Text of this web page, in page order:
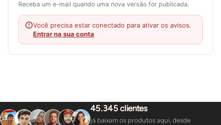
Receba um e-mail quando uma nova versão for publicada.
Você precisa estar conectado para ativar os avisos.
Entrar na sua conta
45.345 clientes
já baixam os produtos aqui, desde